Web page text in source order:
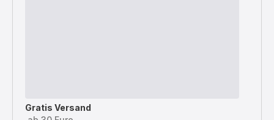
Gratis Versand